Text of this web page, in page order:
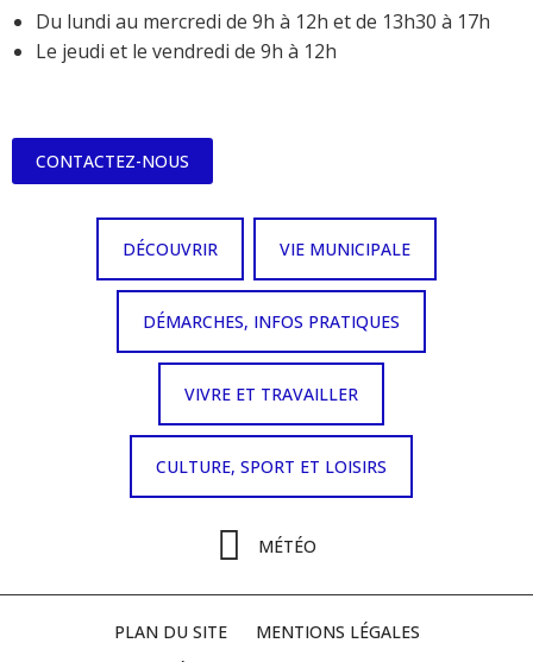
Du lundi au mercredi de 9h à 12h et de 13h30 à 17h
Le jeudi et le vendredi de 9h à 12h
CONTACTEZ-NOUS
DÉCOUVRIR VIE MUNICIPALE
DÉMARCHES, INFOS PRATIQUES
VIVRE ET TRAVAILLER
CULTURE, SPORT ET LOISIRS
MÉTÉO
PLAN DU SITE
MENTIONS LÉGALES